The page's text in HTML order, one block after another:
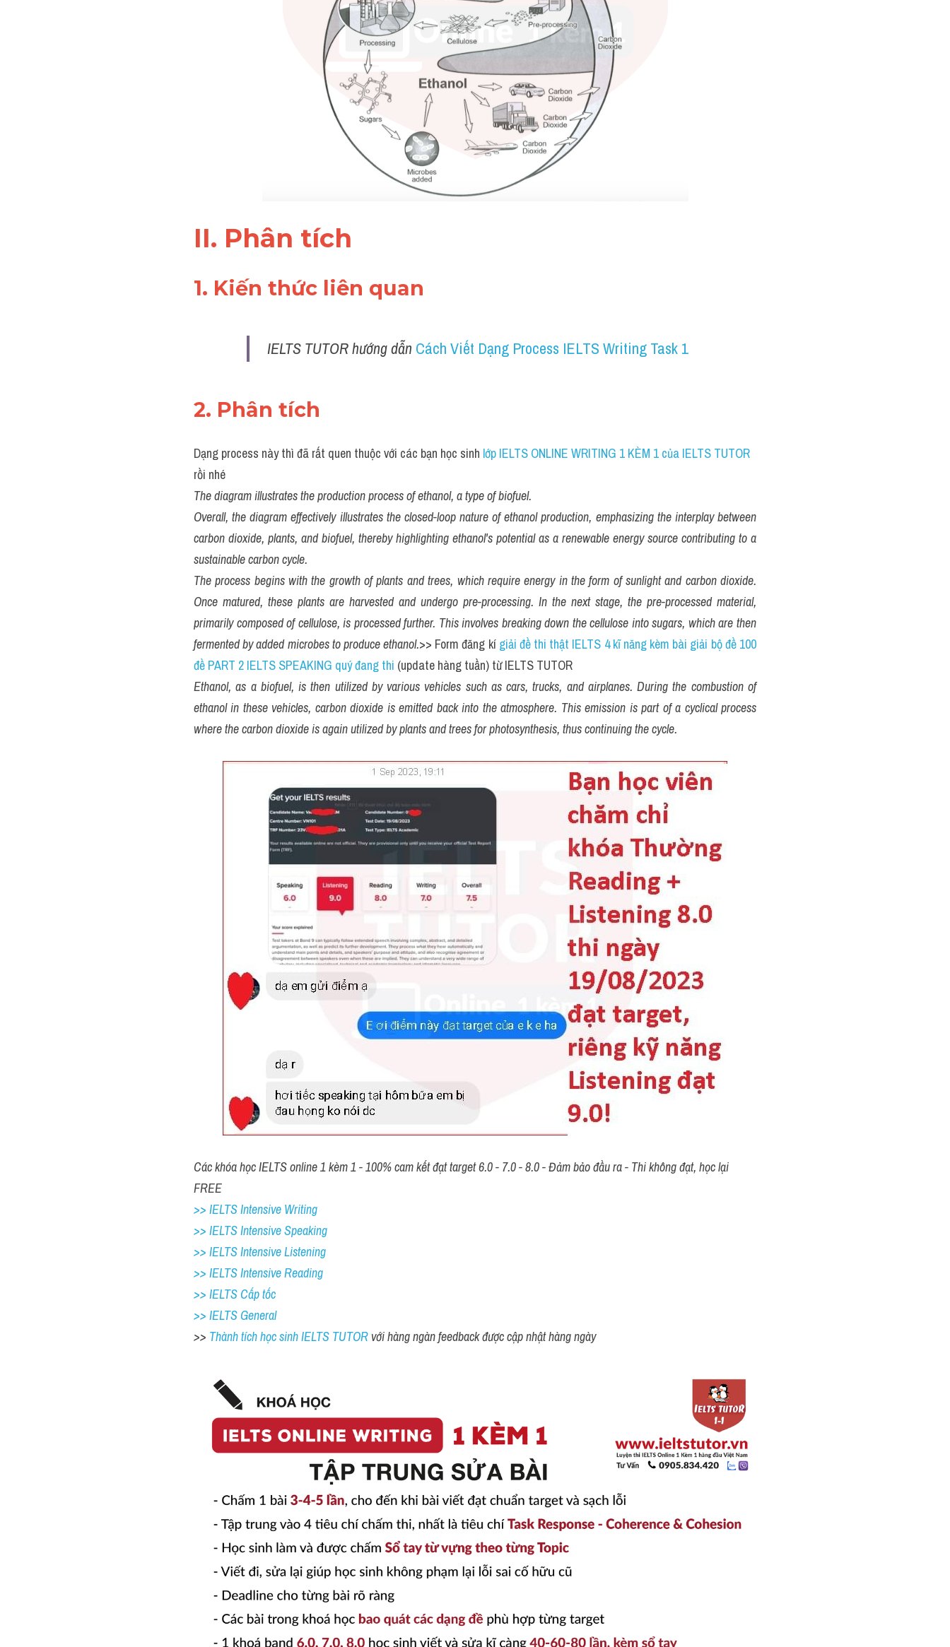
II. Phân tích
1. Kiến thức liên quan
IELTS TUTOR hướng dẫn Cách Viết Dạng Process IELTS Writing Task 1
2. Phân tích
Dạng process này thì đã rất quen thuộc với các bạn học sinh
rồi nhé
The diagram illustrates the production process of ethanol, a type of biofuel.
Overall, the diagram effectively illustrates the closed-loop nature of ethanol production, emphasizing the interplay between
carbon dioxide, plants, and biofuel, thereby highlighting ethanol's potential as a renewable energy source contributing to a
sustainable carbon cycle.
The process begins with the growth of plants and trees, which require energy in the form of sunlight and carbon dioxide.
Once matured, these plants are harvested and undergo pre-processing. In the next stage, the pre-processed material,
primarily composed of cellulose, is processed further. This involves breaking down the cellulose into sugars, which are then
fermented by added microbes to produce ethanol.>> Form đăng kí giải đề thi thật IELTS 4 kĩ năng kèm bài giải bộ đề 100
đề PART 2 IELTS SPEAKING quý đang thi (update hàng tuần) từ IELTS TUTOR
Ethanol, as a biofuel, is then utilized by various vehicles such as cars, trucks, and airplanes. During the combustion of
ethanol in these vehicles, carbon dioxide is emitted back into the atmosphere. This emission is part of a cyclical process
where the carbon dioxide is again utilized by plants and trees for photosynthesis, thus continuing the cycle.
Các khóa học IELTS online 1 kèm 1 - 100% cam kết đạt target 6.0 - 7.0 - 8.0 - Đảm bảo đầu ra - Thi không đạt, học lại
FREE
>> IELTS Intensive Writing
>> IELTS Intensive Speaking
>> IELTS Intensive Listening
>> IELTS Intensive Reading
>> IELTS Cấp tốc
>> IELTS General
>> Thành tích học sinh IELTS TUTOR với hàng ngàn feedback được cập nhật hàng ngày